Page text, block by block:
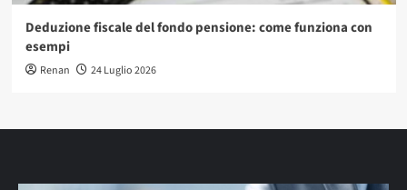
Deduzione fiscale del fondo pensione: come funziona con
esempi
Renan 24 Luglio 2026